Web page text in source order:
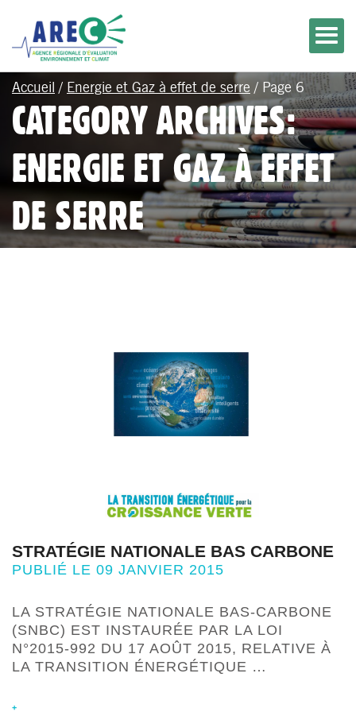
Accueil / Energie et Gaz à effet de serre / Page 6
CATEGORY ARCHIVES:
ENERGIE ET GAZ À EFFET
DE SERRE
STRATÉGIE NATIONALE BAS CARBONE
PUBLIÉ LE 09 JANVIER 2015
LA STRATÉGIE NATIONALE BAS-CARBONE
(SNBC) EST INSTAURÉE PAR LA LOI
N°2015-992 DU 17 AOÛT 2015, RELATIVE À
LA TRANSITION ÉNERGÉTIQUE …
+